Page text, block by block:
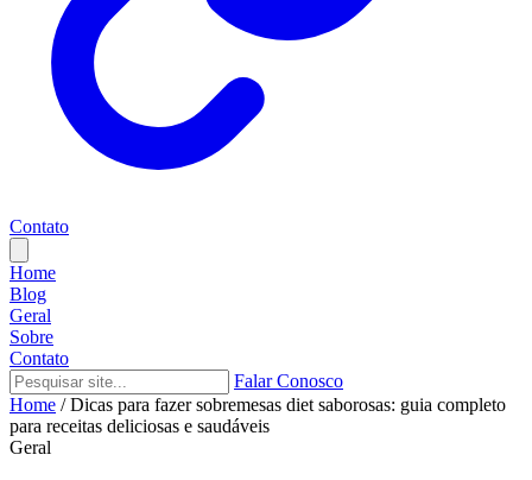
Contato
Home
Blog
Geral
Sobre
Contato
Falar Conosco
Home / Dicas para fazer sobremesas diet saborosas: guia completo
para receitas deliciosas e saudáveis
Geral